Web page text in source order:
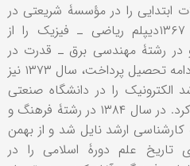
ابتدایی را در مؤسسۀ شریعتی در
جنوب تهران گذراند. در سال ۱۳۶۷دیپلم ریاضی ـ فیزیک را از
و در رشتۀ مهندسی برق ـ قدرت در
دانشگاه علم و صنعت ایران به ادامه تحصیل پرداخت، سال ۱۳۷۳ نیز
را در دانشگاه صنعتی
امیرکبیر (پلی‌تکنیک تهران) آغاز کرد. در سال ۱۳۸۴ در رشتۀ فرهنگ و
ارشد نایل شد و از بهمن
تاریخ علم دورۀ اسلامی را در